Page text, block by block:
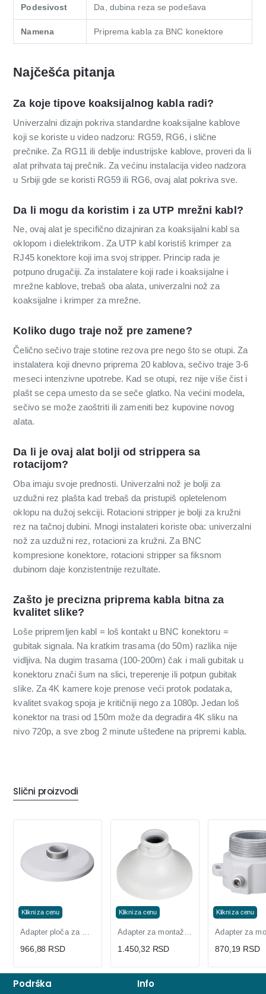
Podesivost Da, dubina reza se podešava
Namena Priprema kabla za BNC konektore
Najčešća pitanja
Za koje tipove koaksijalnog kabla radi?
Univerzalni dizajn pokriva standardne koaksijalne kablove
koji se koriste u video nadzoru: RG59, RG6, i slične
prečnike. Za RG11 ili deblje industrijske kablove, proveri da li
alat prihvata taj prečnik. Za većinu instalacija video nadzora
u Srbiji gde se koristi RG59 ili RG6, ovaj alat pokriva sve.
Da li mogu da koristim i za UTP mrežni kabl?
Ne, ovaj alat je specifično dizajniran za koaksijalni kabl sa
oklopom i dielektrikom. Za UTP kabl koristiš krimper za
RJ45 konektore koji ima svoj stripper. Princip rada je
potpuno drugačiji. Za instalatere koji rade i koaksijalne i
mrežne kablove, trebaš oba alata, univerzalni nož za
koaksijalne i krimper za mrežne.
Koliko dugo traje nož pre zamene?
Čelično sečivo traje stotine rezova pre nego što se otupi. Za
instalatera koji dnevno priprema 20 kablova, sečivo traje 3-6
meseci intenzivne upotrebe. Kad se otupi, rez nije više čist i
plašt se cepa umesto da se seče glatko. Na većini modela,
sečivo se može zaoštriti ili zameniti bez kupovine novog
alata.
Da li je ovaj alat bolji od strippera sa
rotacijom?
Oba imaju svoje prednosti. Univerzalni nož je bolji za
uzdužni rez plašta kad trebaš da pristupiš opletelenom
oklopu na dužoj sekciji. Rotacioni stripper je bolji za kružni
rez na tačnoj dubini. Mnogi instalateri koriste oba: univerzalni
nož za uzdužni rez, rotacioni za kružni. Za BNC
kompresione konektore, rotacioni stripper sa fiksnom
dubinom daje konzistentnije rezultate.
Zašto je precizna priprema kabla bitna za
kvalitet slike?
Loše pripremljen kabl = loš kontakt u BNC konektoru =
gubitak signala. Na kratkim trasama (do 50m) razlika nije
vidljiva. Na dugim trasama (100-200m) čak i mali gubitak u
konektoru znači šum na slici, treperenje ili potpun gubitak
slike. Za 4K kamere koje prenose veći protok podataka,
kvalitet svakog spoja je kritičniji nego za 1080p. Jedan loš
konektor na trasi od 150m može da degradira 4K sliku na
nivo 720p, a sve zbog 2 minute ušteđene na pripremi kabla.
Slični proizvodi
Klikni za cenu
966,88 RSD
Klikni za cenu
1.450,32 RSD
Klikni za cenu
870,19 RSD
Podrška Info